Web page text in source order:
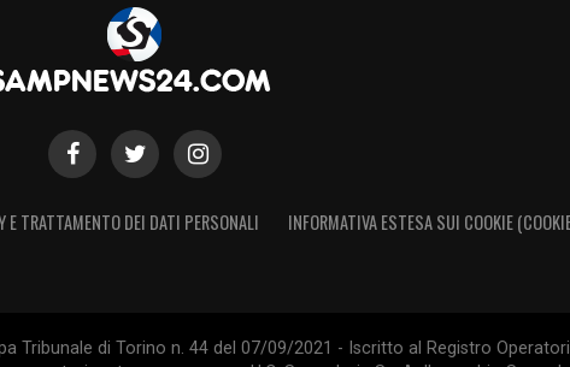
E TRATTAMENTO DEI DATI PERSONALI INFORMATIVA ESTESA SUI COOKIE
Tribunale di Torino n. 44 del 07/09/2021 - Iscritto al Registro